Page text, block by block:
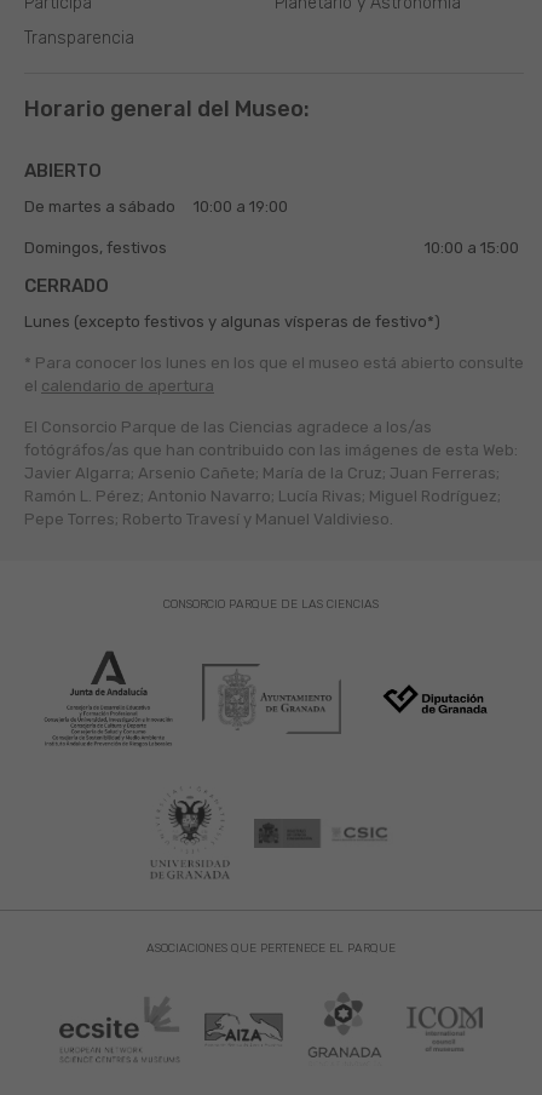
Transparencia
Horario general del Museo:
ABIERTO
De martes a sábado 10:00 a 19:00
Domingos, festivos 10:00 a 15:00
CERRADO
Lunes (excepto festivos y algunas vísperas de festivo*)
* Para conocer los lunes en los que el museo está abierto consulte
el calendario de apertura
El Consorcio Parque de las Ciencias agradece a los/as
fotógráfos/as que han contribuido con las imágenes de esta Web:
Javier Algarra; Arsenio Cañete; María de la Cruz; Juan Ferreras;
Ramón L. Pérez; Antonio Navarro; Lucía Rivas; Miguel Rodríguez;
Pepe Torres; Roberto Travesí y Manuel Valdivieso.
ASOCIACIONES QUE PERTENECE EL PARQUE
CONSORCIO PARQUE DE LAS CIENCIAS